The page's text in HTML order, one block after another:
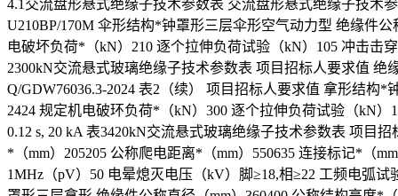
4.1交流盘形悬式绝缘子技术参数表 交流盘形悬式绝缘子技术
U210BP/170M 伞形结构*钟罩形三层伞形空气动力型 绝缘件公
电破坏负荷*（kN）210 逐个拉伸负荷试验（kN）105 冲击击
2300kN交流悬式玻璃绝缘子技术参数表 项目招标人要求值 绝
Q/GDW76036.3-2024 表2（续） 项目招标人要求值 拿形结构
2424 规定机电破环负荷*（kN）300 逐个拉伸负荷试验（kN
0.12 s, 20 kA 表3420kN交流悬式玻璃绝缘子技术参数表 项目
*（mm）205205 公称爬电距离*（mm）550635 连接标记*（
1MHz（pV）50 电晕熄灭电压（kV）脚≥18,相≥22 工频电弧